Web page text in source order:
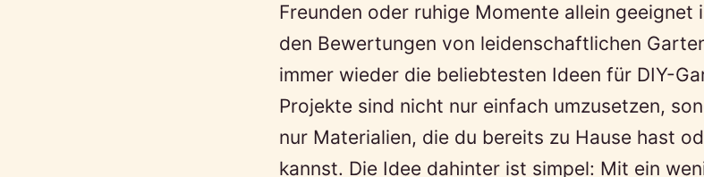
Freunden oder ruhige Momente allein geeignet
den Bewertungen von leidenschaftlichen
immer wieder die beliebtesten Ideen für DIY-
Projekte sind nicht nur einfach umzusetzen,
nur Materialien, die du bereits zu Hause hast
kannst. Die Idee dahinter ist simpel: Mit ein